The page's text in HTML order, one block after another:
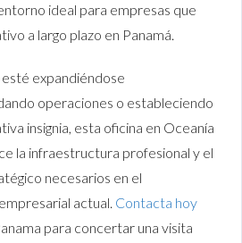
ideal para empresas que
a largo plazo en Panamá.
expandiéndose
operaciones o estableciendo
insignia, esta oficina en Oceanía
la infraestructura profesional y el
necesarios en el
actual. Contacta hoy
para concertar una visita